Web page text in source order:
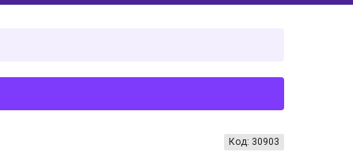
Код: 30903